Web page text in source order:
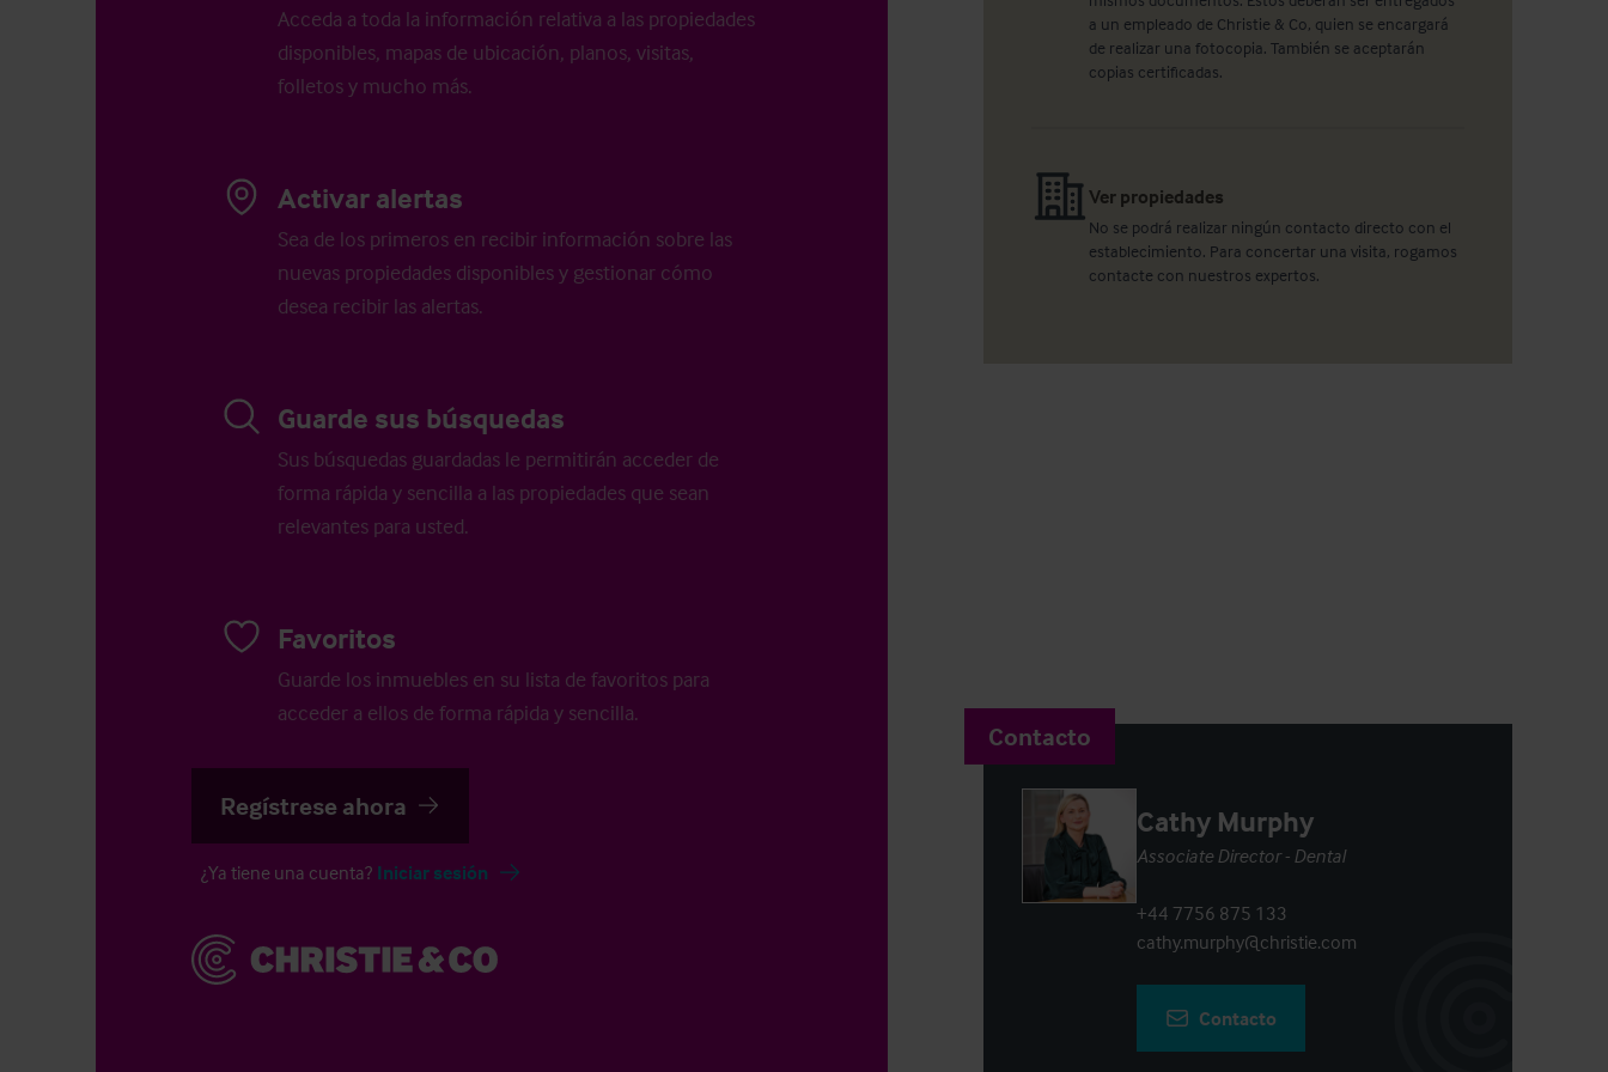
Acceda a toda la información relativa a las propiedades
disponibles, mapas de ubicación, planos, visitas,
folletos y mucho más.
Activar alertas
Sea de los primeros en recibir información sobre las
nuevas propiedades disponibles y gestionar cómo
desea recibir las alertas.
Guarde sus búsquedas
Sus búsquedas guardadas le permitirán acceder de
forma rápida y sencilla a las propiedades que sean
relevantes para usted.
Favoritos
Guarde los inmuebles en su lista de favoritos para
acceder a ellos de forma rápida y sencilla.
Regístrese ahora
¿Ya tiene una cuenta? Iniciar sesión
a un empleado de Christie & Co, quien se encargará
de realizar una fotocopia. También se aceptarán
copias certificadas.
Ver propiedades
No se podrá realizar ningún contacto directo con el
establecimiento. Para concertar una visita, rogamos
contacte con nuestros expertos.
Contacto
Cathy Murphy
Associate Director - Dental
+44 7756 875 133
cathy.murphy@christie.com
Contacto